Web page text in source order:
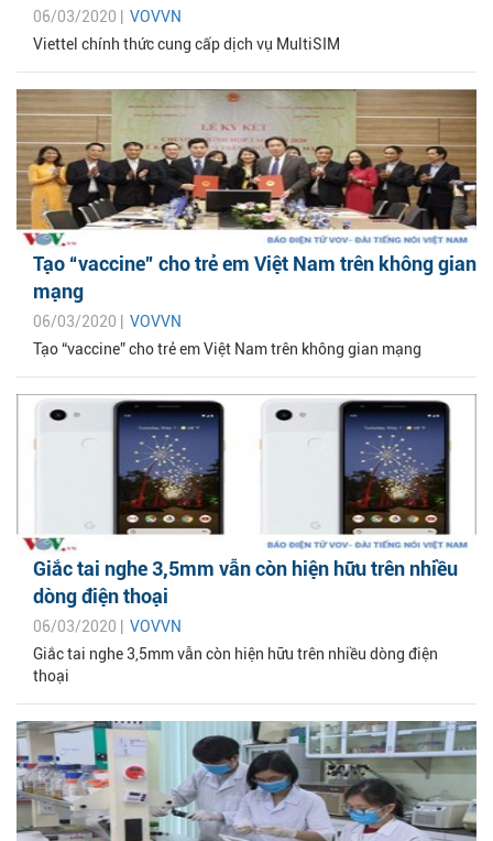
06/03/2020 | VOVVN
Viettel chính thức cung cấp dịch vụ MultiSIM
Tạo “vaccine” cho trẻ em Việt Nam trên không gian
mạng
06/03/2020 | VOVVN
Tạo “vaccine” cho trẻ em Việt Nam trên không gian mạng
Giắc tai nghe 3,5mm vẫn còn hiện hữu trên nhiều
dòng điện thoại
06/03/2020 | VOVVN
Giắc tai nghe 3,5mm vẫn còn hiện hữu trên nhiều dòng điện
thoại